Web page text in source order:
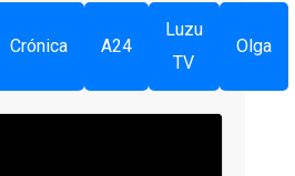
Crónica A24
Luzu
TV
Olga